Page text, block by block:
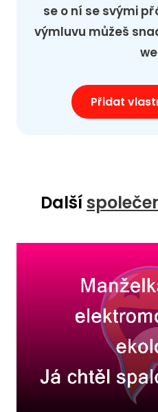
se o ní se svými
výmluvu můžeš
Přidat
Další